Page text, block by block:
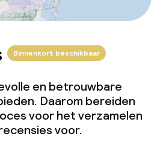
Binnenkort beschikbaar
en betrouwbare
Daarom bereiden
voor het verzamelen
voor.